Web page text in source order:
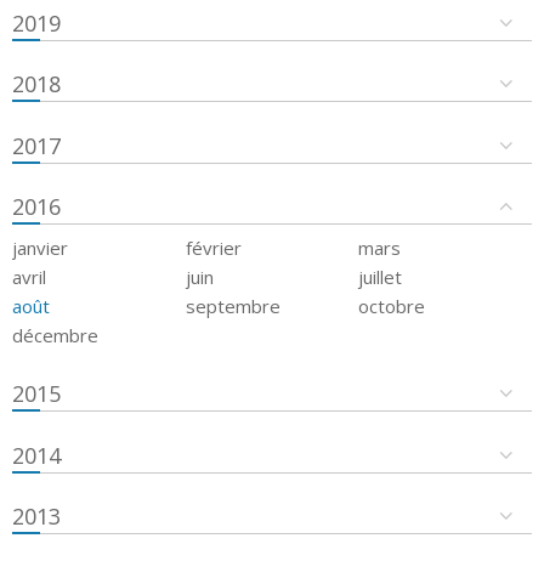
2019
2018
2017
2016
janvier février
mars
avril
juin
juillet
août
septembre
octobre
décembre
2015
2014
2013